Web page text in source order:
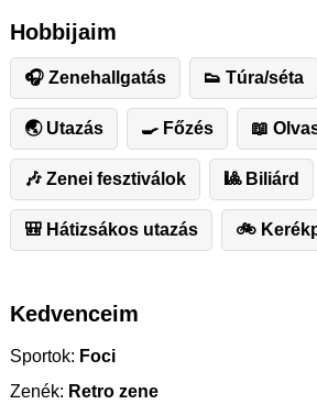
Hobbijaim
🎧 Zenehallgatás 👟 Túra/séta
🌏 Utazás 🍳 Főzés 📖
🎶 Zenei fesztiválok 🎱 Biliárd
🎒 Hátizsákos utazás 🚲
Kedvenceim
Sportok: Foci
Zenék: Retro zene